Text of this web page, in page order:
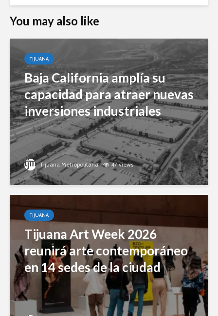
You may also like
TIJUANA
Baja California amplía su
capacidad para atraer nuevas
inversiones industriales
Tijuana Metropolitana 47 views
TIJUANA
Tijuana Art Week 2026
reunirá arte contemporáneo
en 14 sedes de la ciudad